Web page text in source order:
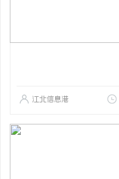
江北信息港